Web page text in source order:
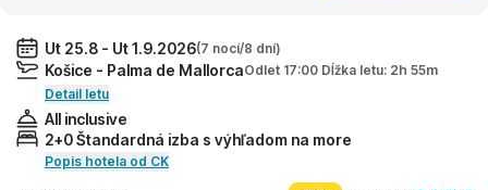
Ut 25.8 - Ut 1.9.2026(7 nocí/8 dní)
Košice - Palma de MallorcaOdlet 17:00 Dĺžka letu: 2h 55m
Detail letu
All inclusive
2+0 Štandardná izba s výhľadom na more
Popis hotela od CK